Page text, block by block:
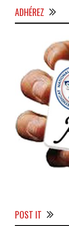
ADHÉREZ
POST IT